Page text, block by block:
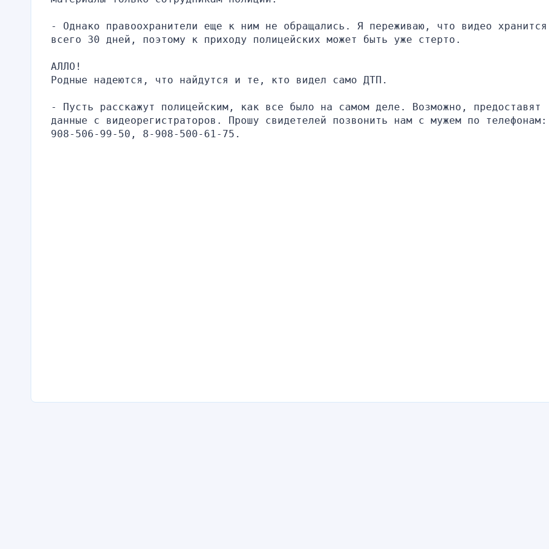
- Однако правоохранители еще к ним не обращались. Я переживаю, что видео хранится
всего 30 дней, поэтому к приходу полицейских может быть уже стерто.
АЛЛО!
Родные надеются, что найдутся и те, кто видел само ДТП.
- Пусть расскажут полицейским, как все было на самом деле. Возможно, предоставят
данные с видеорегистраторов. Прошу свидетелей позвонить нам с мужем по
908-506-99-50, 8-908-500-61-75.